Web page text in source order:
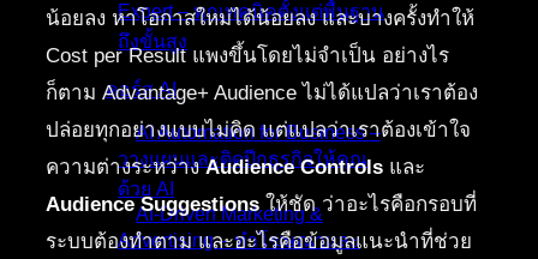
Expert – ทุกเทคนิคตั้งแต่พื้นฐาน
ถึงขั้นสูง
คอร์ส AI
AI Automation for Business –
วางแผนและติดปีกธุรกิจให้คุณ
ด้วย AI
AI-Driven Marketing &
Advertising – ทำโฆษณาและ
น้อยลง หาโอกาสใหม่ได้น้อยลง และบางครั้งทำให้
Cost per Result แพงขึ้นโดยไม่จำเป็น อย่างไร
ก็ตาม Advantage+ Audience ไม่ได้แปลว่าเราต้อง
ปล่อยทุกอย่างแบบไม่คิด แต่แปลว่าเราต้องเข้าใจ
ความต่างระหว่างAudience Controls และ
Audience Suggestionsให้ชัด ว่าอะไรคือกรอบที่
ระบบต้องทำตาม และอะไรคือข้อมูลแนะนำที่ช่วย